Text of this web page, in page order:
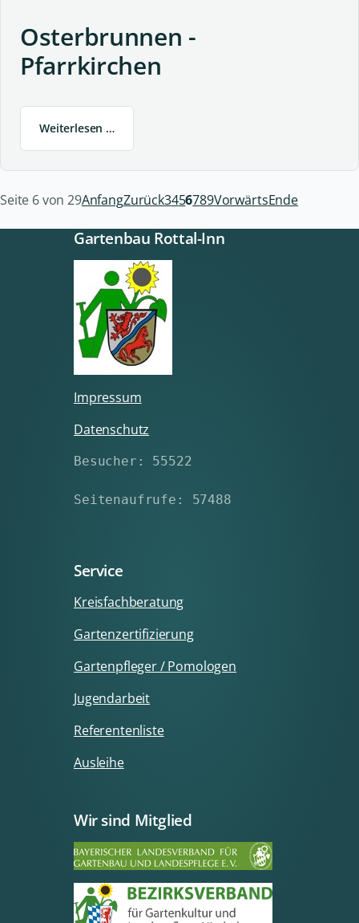
Osterbrunnen -
Pfarrkirchen
Weiterlesen …
Seite 6 von 29AnfangZurück3456789VorwärtsEnde
Gartenbau Rottal-Inn
Impressum
Datenschutz
Besucher: 55522
Seitenaufrufe: 57488
Service
Kreisfachberatung
Gartenzertifizierung
Gartenpfleger / Pomologen
Jugendarbeit
Referentenliste
Ausleihe
Wir sind Mitglied